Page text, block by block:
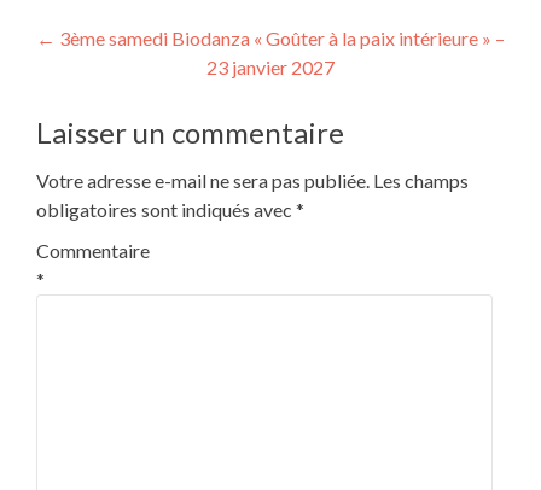
Navigation
l’article
← 3ème samedi Biodanza « Goûter à la paix intérieure » –
23 janvier 2027
Laisser un commentaire
Votre adresse e-mail ne sera pas publiée. Les champs
obligatoires sont indiqués avec *
Commentaire
*